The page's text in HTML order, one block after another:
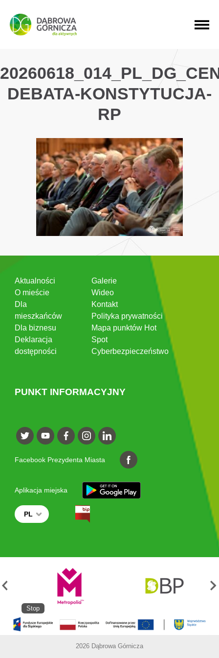
PRZEJDŹ DO MENU GŁÓWNEGO
PRZEJDŹ DO WYSZUKIWARKI
PRZEJDŹ DO TREŚCI
DEBATA-KONSTYTUCJA-
RP
Aktualności
O mieście
Dla
mieszkańców
Dla biznesu
Deklaracja
dostępności
Galerie
Wideo
Kontakt
Polityka prywatności
Mapa punktów Hot
Spot
Cyberbezpieczeństwo
PUNKT INFORMACYJNY
Facebook Prezydenta Miasta
Aplikacja miejska
PL
Stop
2026 Dąbrowa Górnicza